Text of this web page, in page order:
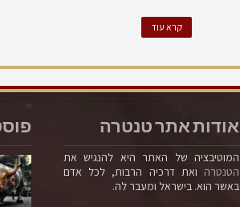
קרא עוד
אודות אתר טנטרה
המוטיבציה של האתר היא להנגיש את
הטנטרה ואת דרכיה הרבות, לכל אדם
באשר הוא. בישראל ומעבר לה.